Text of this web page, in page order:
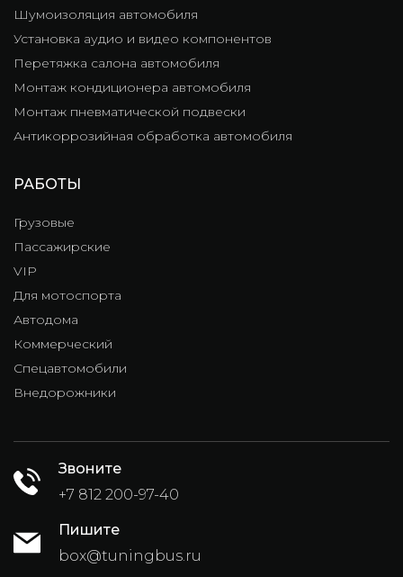
Шумоизоляция автомобиля
Установка аудио и видео компонентов
Перетяжка салона автомобиля
Монтаж кондиционера автомобиля
Монтаж пневматической подвески
Антикоррозийная обработка автомобиля
РАБОТЫ
Грузовые
Пассажирские
VIP
Для мотоспорта
Автодома
Коммерческий
Спецавтомобили
Внедорожники
Звоните
+7 812 200-97-40
Пишите
box@tuningbus.ru